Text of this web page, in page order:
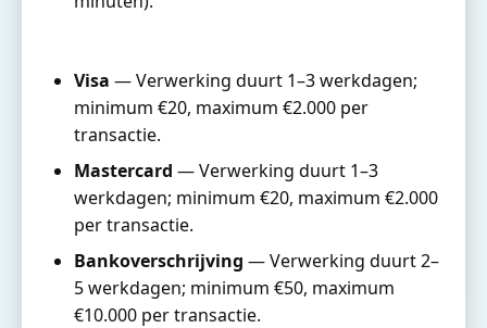
Visa — Verwerking duurt 1–3 werkdagen;
minimum €20, maximum €2.000 per
transactie.
Mastercard — Verwerking duurt 1–3
werkdagen; minimum €20, maximum €2.000
per transactie.
Bankoverschrijving — Verwerking duurt 2–
5 werkdagen; minimum €50, maximum
€10.000 per transactie.